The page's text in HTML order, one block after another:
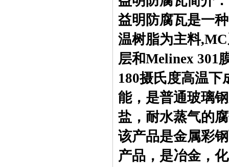
益明防腐瓦是一
温树脂为主料
层和Melinex 301
180摄氏度高温
能，是普通玻璃
盐，耐水蒸气的
该产品是金属彩
产品，是冶金，